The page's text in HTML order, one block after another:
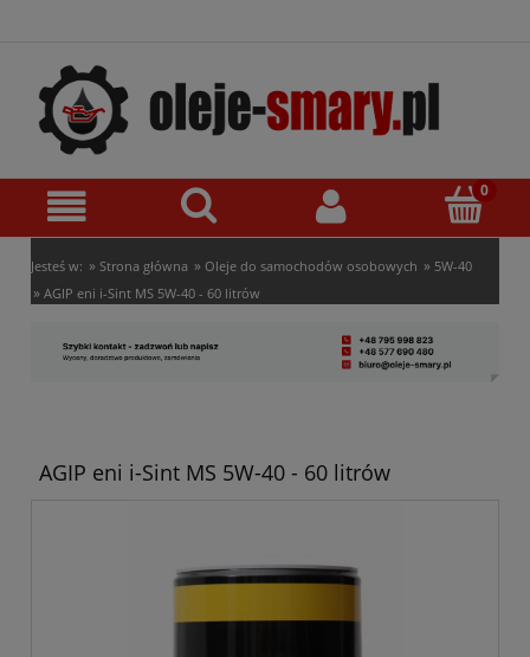
Jesteś w: » Strona główna » Oleje do samochodów osobowych » 5W-40
» AGIP eni i-Sint MS 5W-40 - 60 litrów
AGIP eni i-Sint MS 5W-40 - 60 litrów